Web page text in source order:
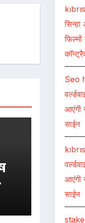
Seo
आएंगी
साईन
आएंगी
साईन